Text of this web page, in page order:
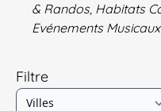
& Randos, Habitats
Evénements
Filtre